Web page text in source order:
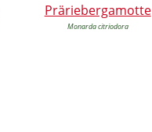
Präriebergamotte
Monarda citriodora